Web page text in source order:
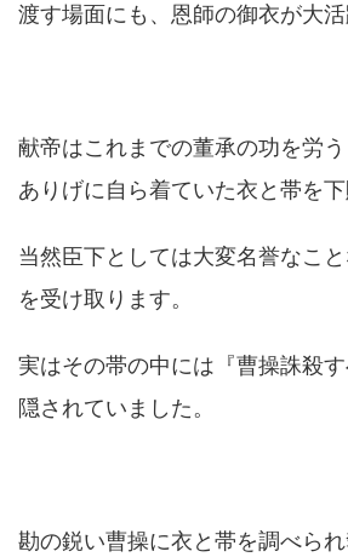
渡す場面にも、恩師の御衣が大活
献帝はこれまでの董承の功を労
ありげに自ら着ていた衣と帯を下
当然臣下としては大変名誉なこ
を受け取ります。
実はその帯の中には『曹操誅殺
隠されていました。
勘の鋭い曹操に衣と帯を調べら